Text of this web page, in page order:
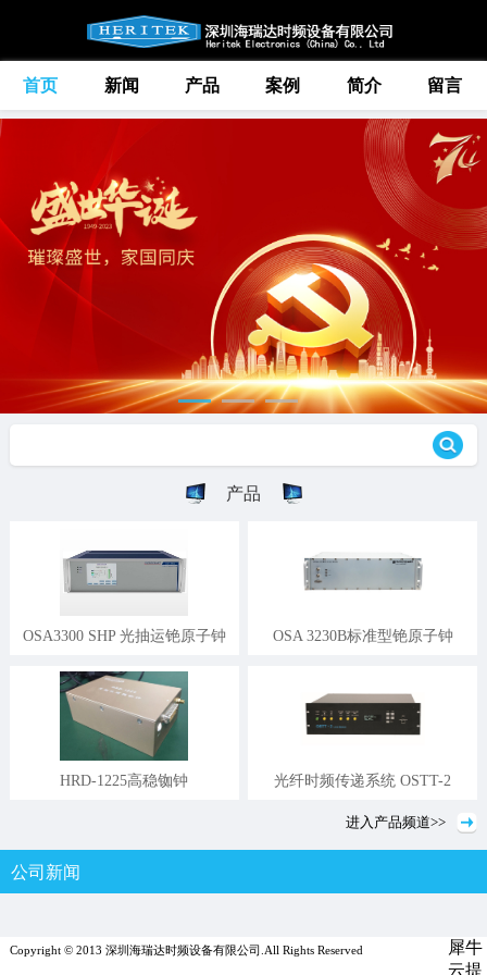
首页 新闻 产品 案例 简介 留言
产品
OSA3300 SHP 光抽运铯原子钟 OSA 3230B标准型铯原子钟
HRD-1225高稳铷钟 光纤时频传递系统 OSTT-2
进入 产品频道>>
公司新闻
Copyright © 2013 深圳海瑞达时频设备有限公司.All Rights Reserved
犀牛
云提